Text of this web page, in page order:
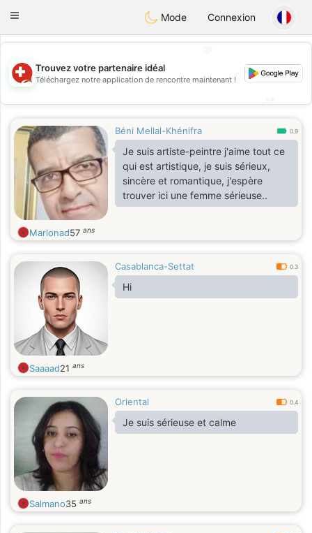
Suissi
Toggle
Mode Connexion
💖
💕
Trouvez votre partenaire idéal
Téléchargez notre application de rencontre maintenant !
Béni Mellal-Khénifra 0.9
Je suis artiste-peintre j'aime tout ce
qui est artistique, je suis sérieux,
sincère et romantique, j'espère
trouver ici une femme sérieuse..
Marlonad57 ans
Casablanca-Settat 0.3
Hi
Saaaad21 ans
Oriental 0.4
Je suis sérieuse et calme
Salmano35 ans